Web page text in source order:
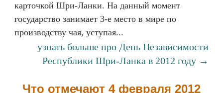
карточкой Шри-Ланки. На данный момент
государство занимает 3-е место в мире по
производству чая, уступая...
узнать больше про День Независимости
Республики Шри-Ланка в 2012 году →
Что отмечают 4 февраля 2012